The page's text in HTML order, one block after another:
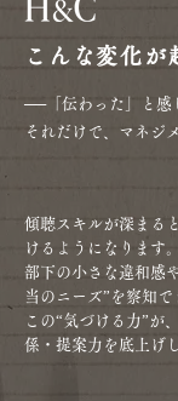
こんな変化が
──「伝わった」と感
それだけで、マネジ
傾聴スキルが深まる
けるようになります。
部下の小さな違和感
当のニーズ”を察知で
この“気づける力”が
係・提案力を底上げ